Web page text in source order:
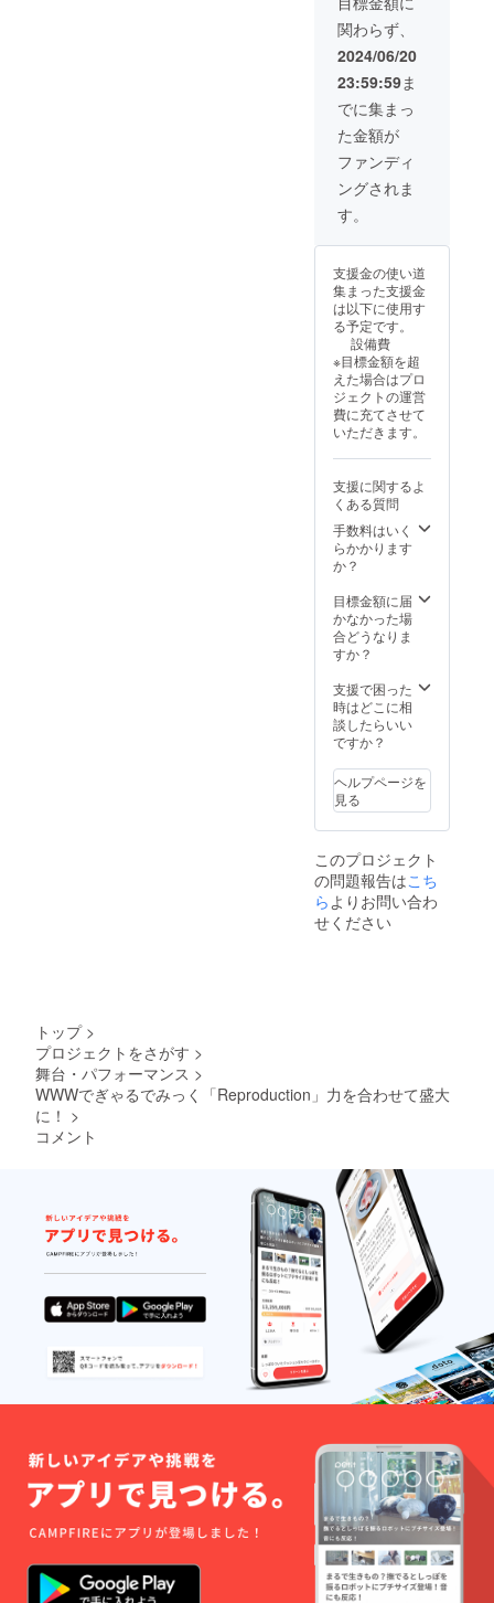
い） ・推しメン
バーサイン付き
Reproduction公
演限定デザインT
シャツ1枚 ※カ
ラーは黒のみ ※
サイズはフリー
サイズのみ
※6/25の特典会着
用予定 (デザイ
ンは後日公開、
支援時、ご希望
のメンバーの名
選択肢からお選
びください） ※
上記の特典のお
渡しは6/25公演
当日予定
を必ず下記の選
択肢からお選び
ください) ・メン
クリルスタンド1
体 ※サイズは
4cm×13cm,お渡
しは6/25予定 (デ
ザインは後日公
開、支援時、ご
希望のメンバー
の名前を必ず下
記の選択肢から
お選びくださ
い） ・推しメン
バーサイン付き
Reproduction公
演限定デザインT
シャツ1枚 ※カ
ラーは一種類の
み ※サイズはフ
リーサイズの
み ※6/25の特典
会着用予定 ※お
渡しは6/25予定
(デザインは後日
公開、支援時、
ご希望のメン
バーの名前を必
ず下記の選択肢
からお選びくだ
さい） ・お好き
選んでお花の前
で3shot写メ券1
枚 （6/25当日
のみ使用可能
のメンバー２名
の名前を必ず下
記の概要欄にご
記入くださ
ただいたお客様
以外の映り込み
はできません
※上記の特典のお
渡しは6/25公演
当日予定 ・1st
one man live
「Reproduction
」の未公開LIVE
映像 ※収録時
関わらず、
2024/06/20
23:59:59ま
でに集まっ
た金額が
ファンディ
ングされま
す。
支援金の使い道
集まった支援金
は以下に使用す
る予定です。
設備費
※目標金額を超
えた場合はプロ
ジェクトの運営
費に充てさせて
いただきます。
支援に関するよ
くある質問
手数料はいく
らかかります
か？
目標金額に届
かなかった場
合どうなりま
すか？
支援で困った
時はどこに相
談したらいい
ですか？
ヘルプページを
見る
このプロジェクト
の問題報告はこち
らよりお問い合わ
せください
トップ >
プロジェクトをさがす >
舞台・パフォーマンス >
WWWでぎゃるでみっく「Reproduction」力を合わせて盛大
に！ >
コメント